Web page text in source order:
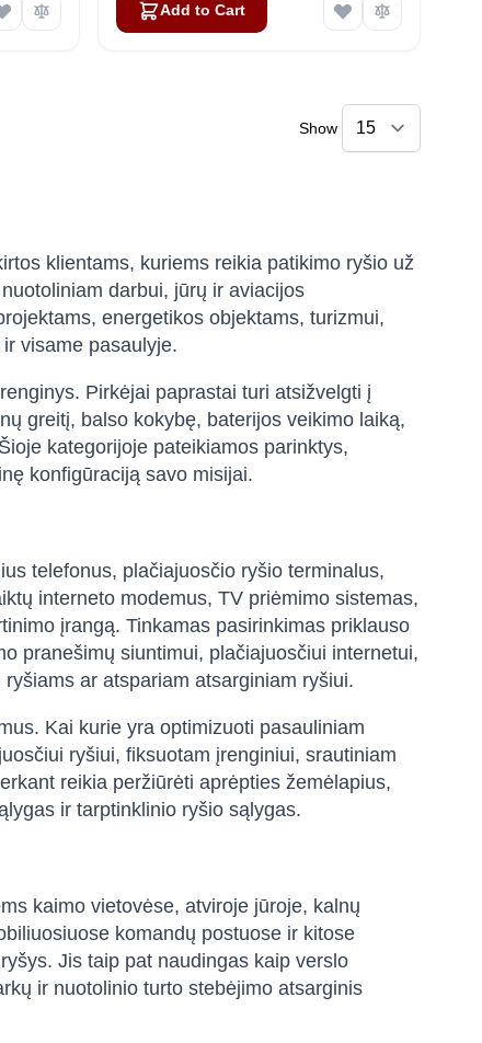
Add to Cart
Show
klientams, kuriems reikia patikimo ryšio už
darbui, jūrų ir aviacijos
energetikos objektams, turizmui,
visame pasaulyje.
Pirkėjai paprastai turi atsižvelgti į
greitį, balso kokybę, baterijos veikimo laiką,
kategorijoje pateikiamos parinktys,
konfigūraciją savo misijai.
telefonus, plačiajuosčio ryšio terminalus,
interneto modemus, TV priėmimo sistemas,
įrangą. Tinkamas pasirinkimas priklauso
pranešimų siuntimui, plačiajuosčiui internetui,
ar atspariam atsarginiam ryšiui.
Kai kurie yra optimizuoti pasauliniam
ryšiui, fiksuotam įrenginiui, srautiniam
reikia peržiūrėti aprėpties žemėlapius,
ir tarptinklinio ryšio sąlygas.
kaimo vietovėse, atviroje jūroje, kalnų
komandų postuose ir kitose
Jis taip pat naudingas kaip verslo
ir nuotolinio turto stebėjimo atsarginis